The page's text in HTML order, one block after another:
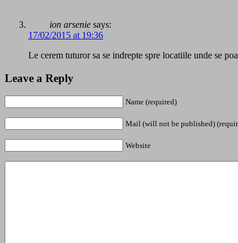
ion arsenie says:
17/02/2015 at 19:36
Le cerem tuturor sa se indrepte spre locatiile unde se
Leave a Reply
Name (required)
Mail (will not be published)
Website